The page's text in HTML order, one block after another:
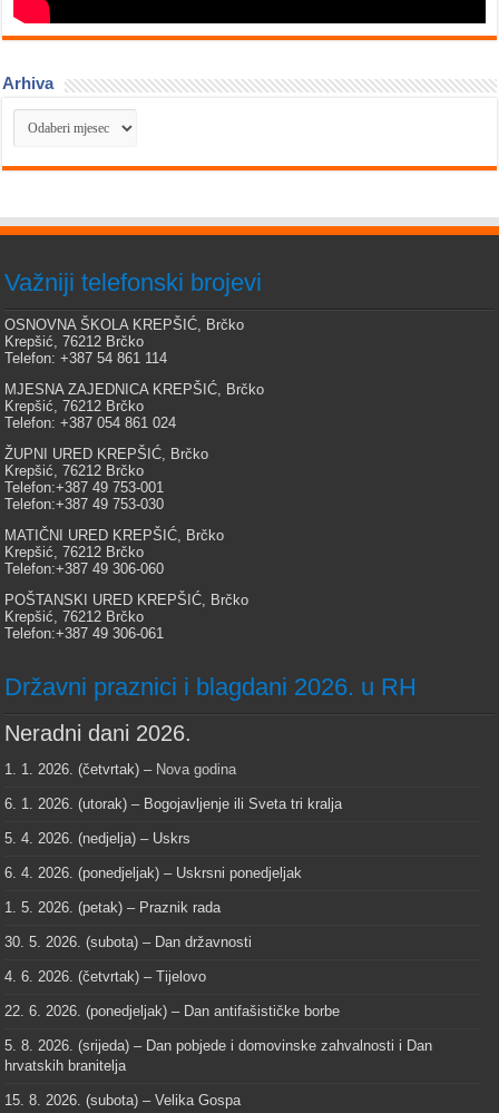
Arhiva
Arhiva
Važniji telefonski brojevi
OSNOVNA ŠKOLA KREPŠIĆ, Brčko
Krepšić, 76212 Brčko
Telefon: +387 54 861 114
MJESNA ZAJEDNICA KREPŠIĆ, Brčko
Krepšić, 76212 Brčko
Telefon: +387 054 861 024
ŽUPNI URED KREPŠIĆ, Brčko
Krepšić, 76212 Brčko
Telefon:+387 49 753-001
Telefon:+387 49 753-030
MATIČNI URED KREPŠIĆ, Brčko
Krepšić, 76212 Brčko
Telefon:+387 49 306-060
POŠTANSKI URED KREPŠIĆ, Brčko
Krepšić, 76212 Brčko
Telefon:+387 49 306-061
Državni praznici i blagdani 2026. u RH
Neradni dani 2026.
1. 1. 2026. (četvrtak) – Nova godina
6. 1. 2026. (utorak) – Bogojavljenje ili Sveta tri kralja
5. 4. 2026. (nedjelja) – Uskrs
6. 4. 2026. (ponedjeljak) – Uskrsni ponedjeljak
1. 5. 2026. (petak) – Praznik rada
30. 5. 2026. (subota) – Dan državnosti
4. 6. 2026. (četvrtak) – Tijelovo
22. 6. 2026. (ponedjeljak) – Dan antifašističke borbe
5. 8. 2026. (srijeda) – Dan pobjede i domovinske zahvalnosti i Dan
hrvatskih branitelja
15. 8. 2026. (subota) – Velika Gospa